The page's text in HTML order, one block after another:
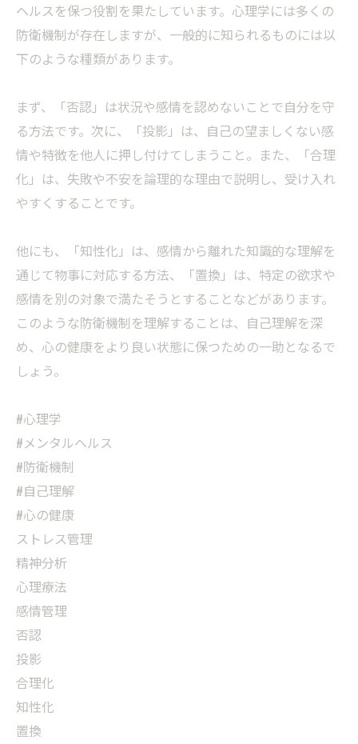
ヘルスを保つ役割を果たしています。心理学には多くの
防衛機制が存在しますが、一般的に知られるものには以
下のような種類があります。
まず、「否認」は状況や感情を認めないことで自分を守
る方法です。次に、「投影」は、自己の望ましくない感
情や特徴を他人に押し付けてしまうこと。また、「合理
化」は、失敗や不安を論理的な理由で説明し、受け入れ
やすくすることです。
他にも、「知性化」は、感情から離れた知識的な理解を
通じて物事に対応する方法、「置換」は、特定の欲求や
感情を別の対象で満たそうとすることなどがあります。
このような防衛機制を理解することは、自己理解を深
め、心の健康をより良い状態に保つための一助となるで
しょう。
#心理学
#メンタルヘルス
#防衛機制
#自己理解
#心の健康
ストレス管理
精神分析
心理療法
感情管理
否認
投影
合理化
知性化
置換